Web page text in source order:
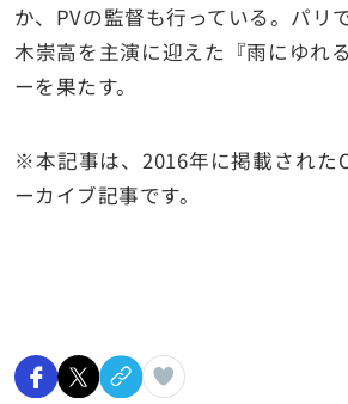
か、PVの監督も行っている。パリ
木崇高を主演に迎えた『雨にゆれ
ーを果たす。
※本記事は、2016年に掲載された
ーカイブ記事です。